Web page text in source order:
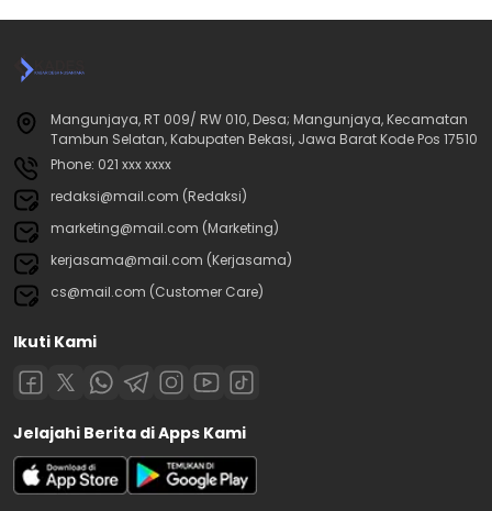
Mangunjaya, RT 009/ RW 010, Desa; Mangunjaya, Kecamatan
Tambun Selatan, Kabupaten Bekasi, Jawa Barat Kode Pos 17510
Phone: 021 xxx xxxx
redaksi@mail.com (Redaksi)
marketing@mail.com (Marketing)
kerjasama@mail.com (Kerjasama)
cs@mail.com (Customer Care)
Ikuti Kami
Jelajahi Berita di Apps Kami